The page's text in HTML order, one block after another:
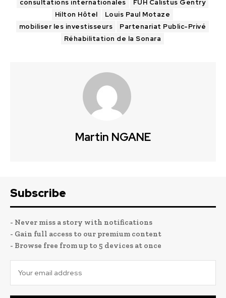
consultations internationales
FUH Calistus Gentry
Hilton Hôtel
Louis Paul Motaze
mobiliser les investisseurs
Partenariat Public-Privé
Réhabilitation de la Sonara
Martin NGANE
Subscribe
- Never miss a story with notifications
- Gain full access to our premium content
- Browse free from up to 5 devices at once